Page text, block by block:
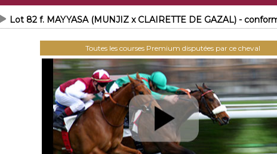
Lot 82 f. MAYYASA (MUNJIZ x CLAIRETTE DE GAZAL) -
Toutes les courses Premium disputées par ce cheval